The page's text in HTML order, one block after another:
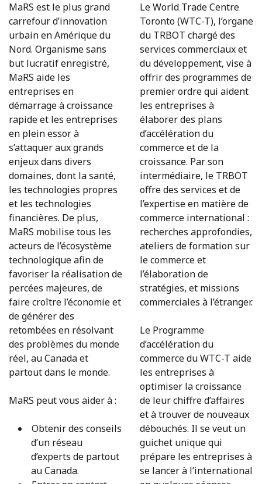
MaRS est le plus grand
carrefour d’innovation
urbain en Amérique du
Nord. Organisme sans
but lucratif enregistré,
MaRS aide les
entreprises en
démarrage à croissance
rapide et les entreprises
en plein essor à
s’attaquer aux grands
enjeux dans divers
domaines, dont la santé,
les technologies propres
et les technologies
financières. De plus,
MaRS mobilise tous les
acteurs de l’écosystème
technologique afin de
favoriser la réalisation de
percées majeures, de
faire croître l’économie et
de générer des
retombées en résolvant
des problèmes du monde
réel, au Canada et
partout dans le monde.
MaRS peut vous aider à :
Obtenir des conseils
d’un réseau
d’experts de partout
au Canada.
Le World Trade Centre
Toronto (WTC-T), l’organe
du TRBOT chargé des
services commerciaux et
du développement, vise à
offrir des programmes de
premier ordre qui aident
les entreprises à
élaborer des plans
d’accélération du
commerce et de la
croissance. Par son
intermédiaire, le TRBOT
offre des services et de
l’expertise en matière de
commerce international :
recherches approfondies,
ateliers de formation sur
le commerce et
l’élaboration de
stratégies, et missions
commerciales à l’étranger.
Le Programme
d’accélération du
commerce du WTC-T aide
les entreprises à
optimiser la croissance
de leur chiffre d’affaires
et à trouver de nouveaux
débouchés. Il se veut un
guichet unique qui
prépare les entreprises à
se lancer à l’international